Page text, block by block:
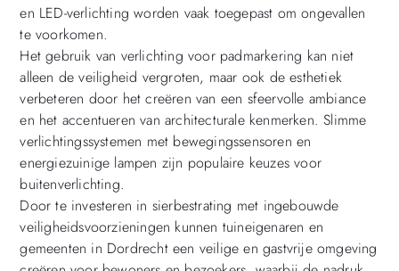
en LED-verlichting worden vaak toegepast om ongevallen
te voorkomen.
Het gebruik van verlichting voor padmarkering kan niet
alleen de veiligheid vergroten, maar ook de esthetiek
verbeteren door het creëren van een sfeervolle ambiance
en het accentueren van architecturale kenmerken. Slimme
verlichtingssystemen met bewegingssensoren en
energiezuinige lampen zijn populaire keuzes voor
buitenverlichting.
Door te investeren in sierbestrating met ingebouwde
veiligheidsvoorzieningen kunnen tuineigenaren en
gemeenten in Dordrecht een veilige en gastvrije omgeving